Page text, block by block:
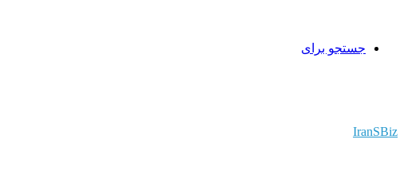
جستجو برای
IranSBiz